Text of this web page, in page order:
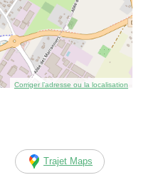
Corriger l’adresse ou la localisation
Trajet Maps